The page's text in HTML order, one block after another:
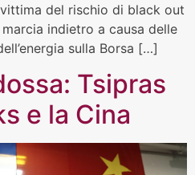
del rischio di black out
indietro a causa delle
sulla Borsa […]
Tsipras
e la Cina